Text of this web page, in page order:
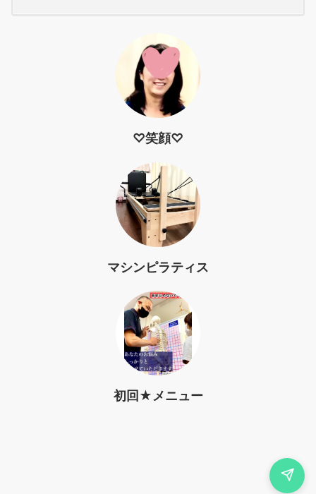
♡笑顔♡
マシンピラティス
初回★メニュー